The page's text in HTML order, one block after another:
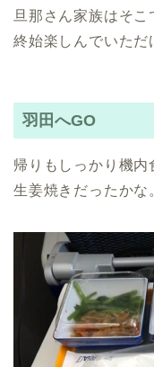
旦那さん家族はそこ
終始楽しんでいただ
羽田へGO
帰りもしっかり機内
生姜焼きだったかな